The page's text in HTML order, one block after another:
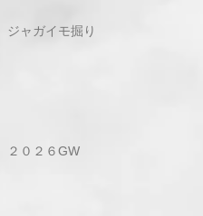
ジャガイモ掘り
２０２６GW